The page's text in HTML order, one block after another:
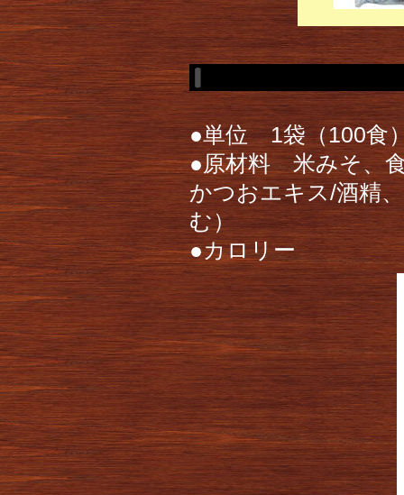
●単位 1袋（100食
●原材料 米みそ、
かつおエキス/酒精
む）
●カロリー